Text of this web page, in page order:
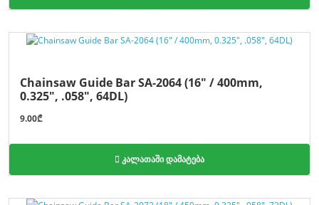
Chainsaw Guide Bar SA-2064 (16" / 400mm,
0.325", .058", 64DL)
9.00₾
კალათაში დამატება